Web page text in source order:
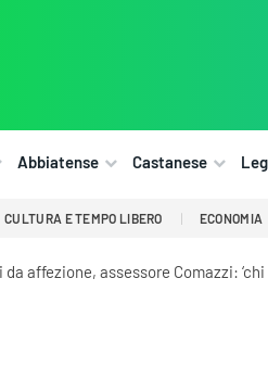
Abbiatense Castanese
CULTURA E TEMPO LIBERO ECONOMIA
da affezione, assessore Comazzi: